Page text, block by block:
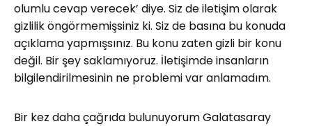
olumlu cevap verecek’ diye. Siz de iletişim olarak
gizlilik öngörmemişsiniz ki. Siz de basına bu konuda
açıklama yapmışsınız. Bu konu zaten gizli bir konu
değil. Bir şey saklamıyoruz. İletişimde insanların
bilgilendirilmesinin ne problemi var anlamadım.
Bir kez daha çağrıda bulunuyorum Galatasaray